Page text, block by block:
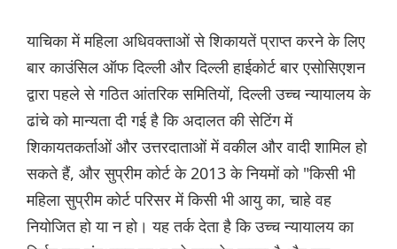
याचिका में महिला अधिवक्ताओं से शिकायतें प्राप्त करने के लिए
बार काउंसिल ऑफ दिल्ली और दिल्ली हाईकोर्ट बार एसोसिएशन
द्वारा पहले से गठित आंतरिक समितियों, दिल्ली उच्च न्यायालय के
ढांचे को मान्यता दी गई है कि अदालत की सेटिंग में
शिकायतकर्ताओं और उत्तरदाताओं में वकील और वादी शामिल हो
सकते हैं, और सुप्रीम कोर्ट के 2013 के नियमों को "किसी भी
महिला सुप्रीम कोर्ट परिसर में किसी भी आयु का, चाहे वह
नियोजित हो या न हो। यह तर्क देता है कि उच्च न्यायालय का